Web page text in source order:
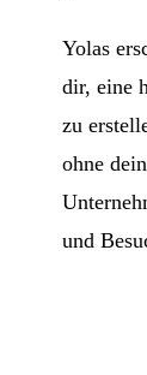
Yolas
dir, eine
zu
ohne
und